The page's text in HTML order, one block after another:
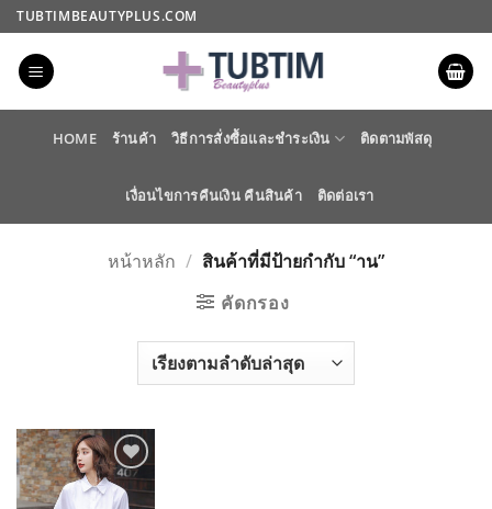
ข้าม
ไป
เนื้อหา
TUBTIMBEAUTYPLUS.COM
HOME ร้านค้า วิธีการสั่งซื้อและชำระเงิน ติดตามพัสดุ
เงื่อนไขการคืนเงิน คืนสินค้า ติดต่อเรา
หน้าหลัก / สินค้าที่มีป้ายกำกับ “าน”
คัดกรอง
ADD TO
WISHLIST